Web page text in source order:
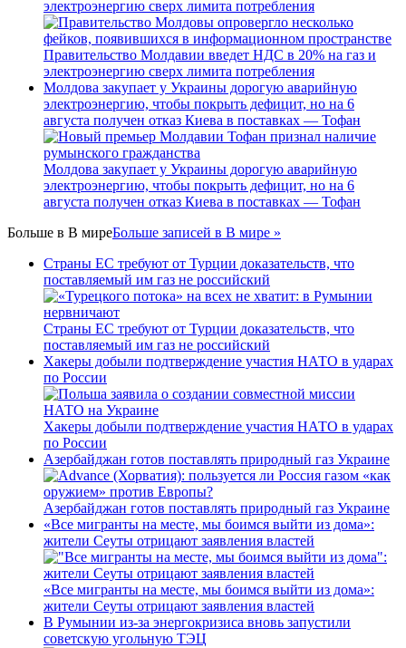
электроэнергию сверх лимита потребления
Правительство Молдавии введет НДС в 20% на газ и
электроэнергию сверх лимита потребления
Молдова закупает у Украины дорогую аварийную
электроэнергию, чтобы покрыть дефицит, но на 6
августа получен отказ Киева в поставках — Тофан
Молдова закупает у Украины дорогую аварийную
электроэнергию, чтобы покрыть дефицит, но на 6
августа получен отказ Киева в поставках — Тофан
Больше в В миреБольше записей в В мире »
Страны ЕС требуют от Турции доказательств, что
поставляемый им газ не российский
Страны ЕС требуют от Турции доказательств, что
поставляемый им газ не российский
Хакеры добыли подтверждение участия НАТО в ударах
по России
Хакеры добыли подтверждение участия НАТО в ударах
по России
Азербайджан готов поставлять природный газ Украине
Азербайджан готов поставлять природный газ Украине
«Все мигранты на месте, мы боимся выйти из дома»:
жители Сеуты отрицают заявления властей
«Все мигранты на месте, мы боимся выйти из дома»:
жители Сеуты отрицают заявления властей
В Румынии из-за энергокризиса вновь запустили
советскую угольную ТЭЦ